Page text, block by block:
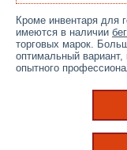
Кроме инвентаря для
имеются в наличии
торговых марок.
оптимальный
опытного